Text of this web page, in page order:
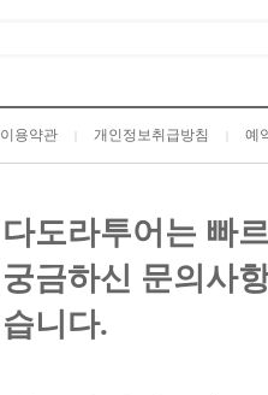
이용약관 개인정보취급방침 예
다도라투어는 빠
궁금하신 문의사
습니다.